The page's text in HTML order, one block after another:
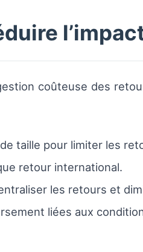
coûteuse des
taille pour limiter les
retour international.
les retours et
liées aux